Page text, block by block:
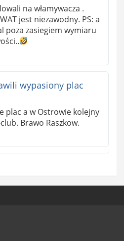
na włamywacza .
jest niezawodny. PS: a
poza zasiegiem wymiaru
wypasiony plac
plac a w Ostrowie kolejny
Brawo Raszkow.